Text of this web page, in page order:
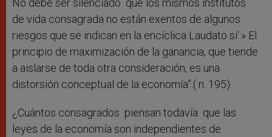
No debe ser silenciado que los mismos institutos
de vida consagrada no están exentos de algunos
riesgos que se indican en la encíclica Laudato si’:» El
principio de maximización de la ganancia, que tiende
a aislarse de toda otra consideración, es una
distorsión conceptual de la economía”.( n. 195).
¿Cuántos consagrados piensan todavía que las
leyes de la economía son independientes de